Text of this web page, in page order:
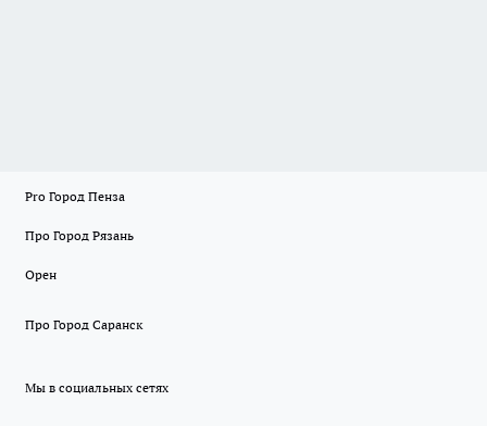
Pro Город Пенза
Про Город Рязань
Орен
Про Город Саранск
Мы в социальных сетях